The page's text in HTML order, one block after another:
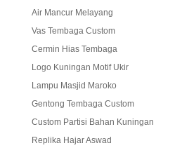
Air Mancur Melayang
Vas Tembaga Custom
Cermin Hias Tembaga
Logo Kuningan Motif Ukir
Lampu Masjid Maroko
Gentong Tembaga Custom
Custom Partisi Bahan Kuningan
Replika Hajar Aswad